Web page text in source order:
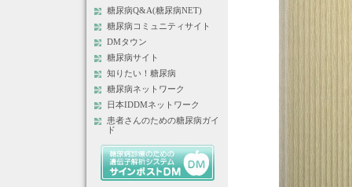
糖尿病Q&A(糖尿病NET)
糖尿病コミュニティサイト
DMタウン
糖尿病サイト
知りたい！糖尿病
糖尿病ネットワーク
日本IDDMネットワーク
患者さんのための糖尿病ガイ
ド